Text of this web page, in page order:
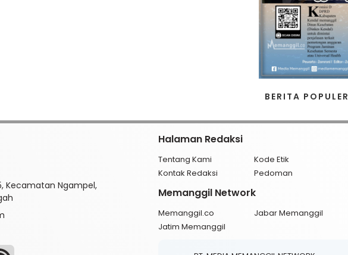
BERITA POPULER
Kecamatan Ngampel,
Halaman Redaksi
Tentang Kami Kode Etik
Kontak Redaksi
Pedoman
Memanggil Network
Memanggil.co Jabar Memanggil
Jatim Memanggil